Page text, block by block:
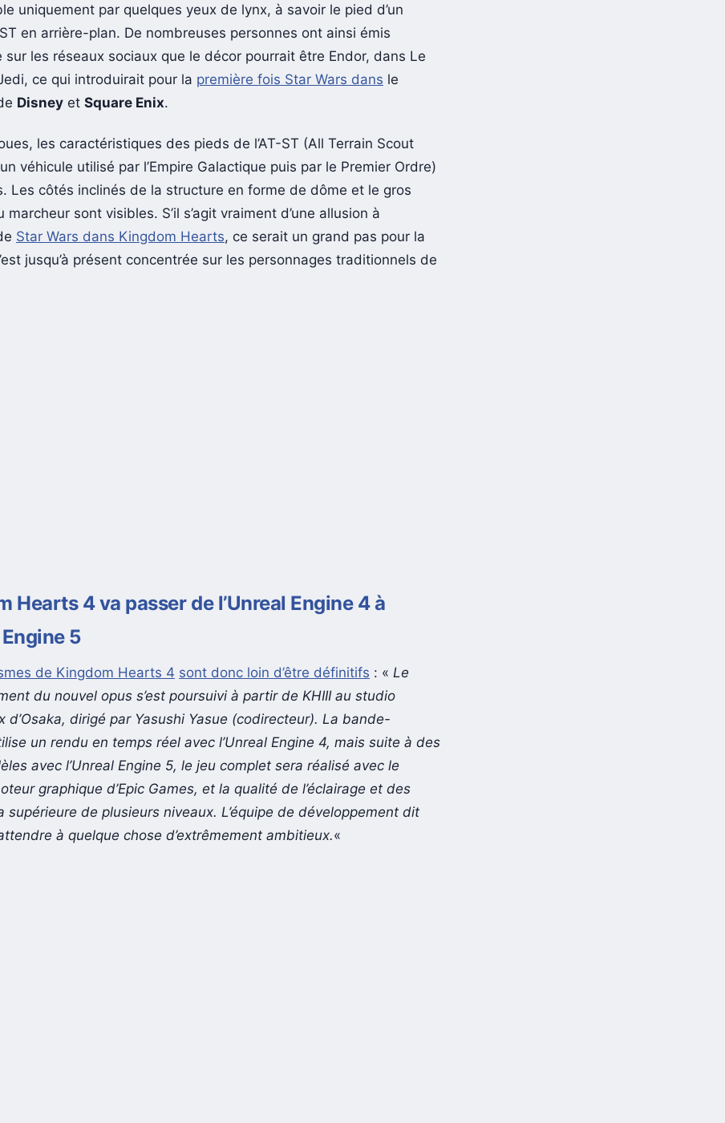
uniquement par quelques yeux de lynx, à savoir le pied d’un
en arrière-plan. De nombreuses personnes ont ainsi émis
sur les réseaux sociaux que le décor pourrait être Endor, dans Le
ce qui introduirait pour la première fois Star Wars dans le
Disney et Square Enix.
les caractéristiques des pieds de l’AT-ST (All Terrain Scout
véhicule utilisé par l’Empire Galactique puis par le Premier Ordre)
Les côtés inclinés de la structure en forme de dôme et le gros
marcheur sont visibles. S’il s’agit vraiment d’une allusion à
Star Wars dans Kingdom Hearts, ce serait un grand pas pour la
jusqu’à présent concentrée sur les personnages traditionnels de
Hearts 4 va passer de l’Unreal Engine 4 à
Engine 5
de Kingdom Hearts 4 sont donc loin d’être définitifs : « Le
du nouvel opus s’est poursuivi à partir de KHIII au studio
d’Osaka, dirigé par Yasushi Yasue (codirecteur). La bande-
un rendu en temps réel avec l’Unreal Engine 4, mais suite à des
avec l’Unreal Engine 5, le jeu complet sera réalisé avec le
graphique d’Epic Games, et la qualité de l’éclairage et des
supérieure de plusieurs niveaux. L’équipe de développement dit
à quelque chose d’extrêmement ambitieux.«